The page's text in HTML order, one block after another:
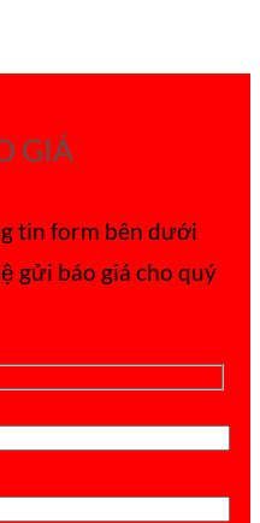
GIÁ
tin form bên dưới
gửi báo giá cho quý